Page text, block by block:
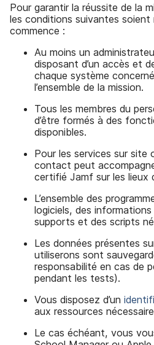
Pour garantir la réussite de la
les conditions suivantes soient
commence :
Au moins un
disposant d’un accès et
chaque système
l’ensemble de la mission.
Tous les membres du
d’être formés à des
disponibles.
Pour les services sur site
contact peut
certifié Jamf sur les lieux
L’ensemble des
logiciels, des
supports et des scripts
Les données présentes
utiliserons sont
responsabilité en cas de
pendant les tests).
Vous disposez d’un
aux ressources
Le cas échéant, vous